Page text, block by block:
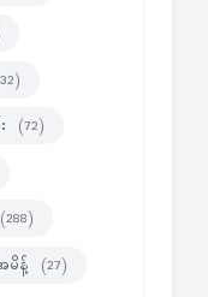
(72)
(288)
န့် (27)